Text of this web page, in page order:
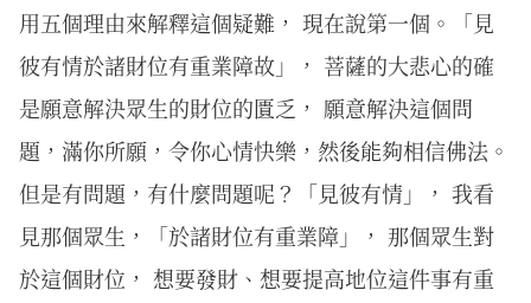
用五個理由來解釋這個疑難， 現在說第一個。「見
彼有情於諸財位有重業障故」， 菩薩的大悲心的確
是願意解決眾生的財位的匱乏， 願意解決這個問
題，滿你所願，令你心情快樂，然後能夠相信佛法。
但是有問題，有什麼問題呢？「見彼有情」， 我看
見那個眾生，「於諸財位有重業障」， 那個眾生對
於這個財位， 想要發財、想要提高地位這件事有重